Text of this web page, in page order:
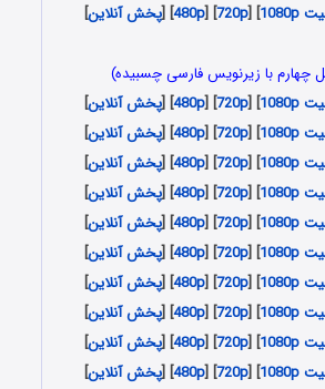
] [
720p
] [
480p
] [پخش آنلاین]
چهارم با زیرنویس فارسی چسبیده)
] [
720p
] [
480p
] [پخش آنلاین]
] [
720p
] [
480p
] [پخش آنلاین]
] [
720p
] [
480p
] [پخش آنلاین]
] [
720p
] [
480p
] [پخش آنلاین]
] [
720p
] [
480p
] [پخش آنلاین]
] [
720p
] [
480p
] [پخش آنلاین]
] [
720p
] [
480p
] [پخش آنلاین]
] [
720p
] [
480p
] [پخش آنلاین]
] [
720p
] [
480p
] [پخش آنلاین]
] [
720p
] [
480p
] [پخش آنلاین]